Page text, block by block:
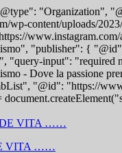
"Organization",
content/uploads/
"publisher": {
"query-input":
- Dove la passione
"@id": "https://
VITA ……